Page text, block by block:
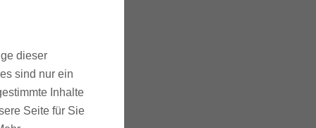
dieser
sind nur ein
Inhalte
Seite für Sie